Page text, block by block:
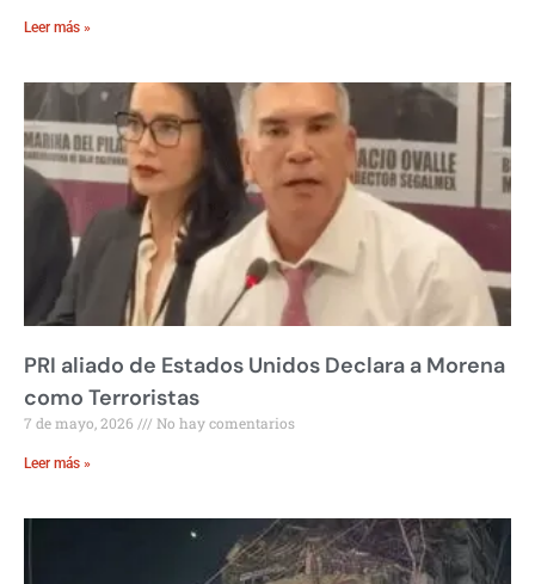
Leer más »
PRI aliado de Estados Unidos Declara a Morena
como Terroristas
7 de mayo, 2026 No hay comentarios
Leer más »